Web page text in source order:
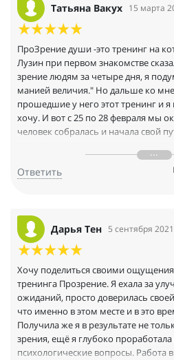
Татьяна Вакух 15 марта
ПроЗрение души -это тренинг на
Лузин при первом знакомстве
зрение людям за четыре дня, я
манией величия." Но дальше ко
прошедшие у него этот тренинг и я
хочу. И вот с 25 по 28 февраля мы
человек собралась и начала свой
поднималось сопротивление, но до
победой. Мне было интересно в
расцветала разными красками,
пространство. Я все четыре дня
и его спасения, а думала
проживала свою жизнь, ходила в
общалась со своими родителями,
Занималась зарядкой на свежем
наполнялась им, изучала
глаз, под другим углом. Было
наполнилась и улучшила зрение-
Близорукость
Пр. глаз видела вначале 6 строк, а в
Ответить
Дарья Тен 5 сентября
Хочу поделиться своими
тренинга Прозрение. Я ехала за
ожиданий, просто доверилась
что именно в этом месте и в это
Получила же я в результате не
зрения, ещё я глубоко
психологические вопросы. Работа